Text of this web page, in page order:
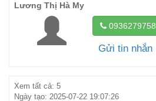
Lương Thị Hà My
0936279758
Gửi tin nhắn
Xem tất cả: 5
Ngày tạo: 2025-07-22 19:07:26